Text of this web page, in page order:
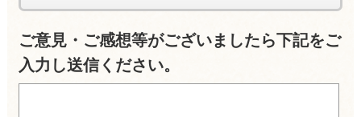
ご意見・ご感想等がございましたら下記をご
入力し送信ください。